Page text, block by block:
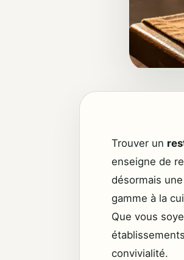
Trouver un
enseigne de
désormais
gamme à la
Que vous
convivialité.